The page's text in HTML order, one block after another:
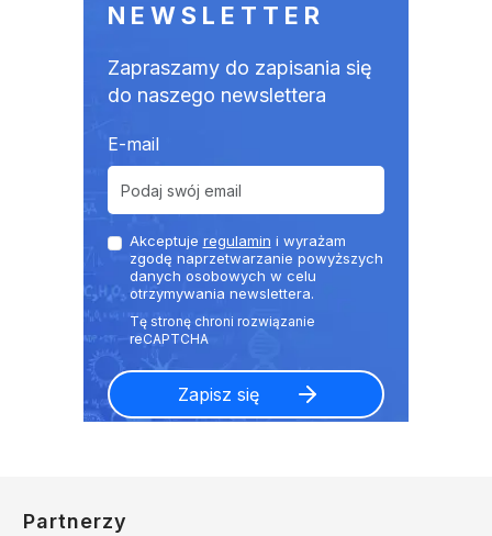
NEWSLETTER
Zapraszamy do zapisania się
do naszego newslettera
E-mail
Akceptuje regulamin i wyrażam
zgodę naprzetwarzanie powyższych
danych osobowych w celu
otrzymywania newslettera.
Partnerzy